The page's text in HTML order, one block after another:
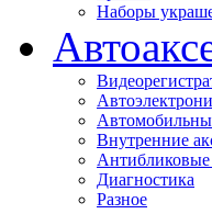
Наборы
Внутренние
Антибликовые
Диагностика
Разное